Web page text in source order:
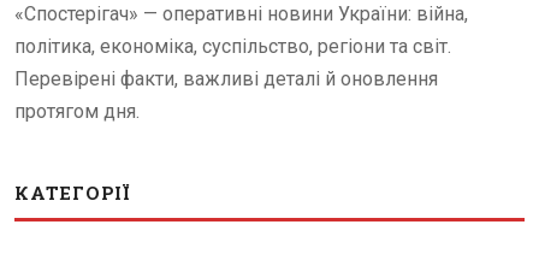
«Спостерігач» — оперативні новини України: війна,
політика, економіка, суспільство, регіони та світ.
Перевірені факти, важливі деталі й оновлення
протягом дня.
КАТЕГОРІЇ